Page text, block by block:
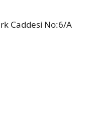
Caddesi No:6/A